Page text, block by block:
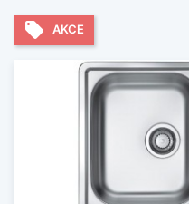
local_offer AKCE